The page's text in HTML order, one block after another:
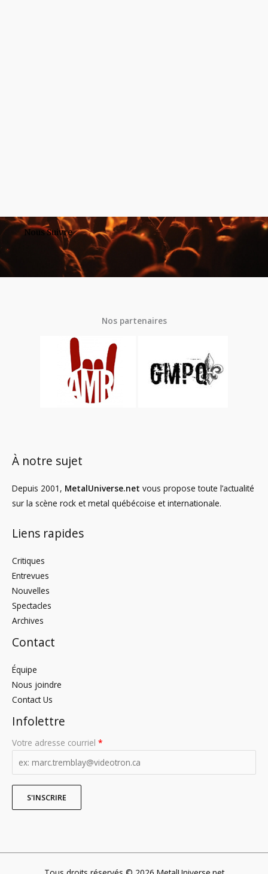
Nous Suivre
Nos partenaires
À notre sujet
Depuis 2001, MetalUniverse.net vous propose toute l’actualité
sur la scène rock et metal québécoise et internationale.
Liens rapides
Critiques
Entrevues
Nouvelles
Spectacles
Archives
Contact
Équipe
Nous joindre
Contact Us
Infolettre
Votre adresse courriel *